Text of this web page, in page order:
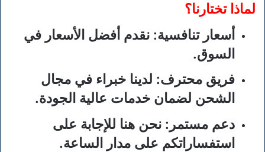
لماذا تختارنا؟
أسعار تنافسية: نقدم أفضل الأسعار في
السوق.
فريق محترف: لدينا خبراء في مجال
الشحن لضمان خدمات عالية الجودة.
دعم مستمر : نحن هنا للإجابة على
استفساراتكم على مدار الساعة.